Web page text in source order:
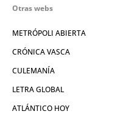
Otras webs
METRÓPOLI ABIERTA
CRÓNICA VASCA
CULEMANÍA
LETRA GLOBAL
ATLÁNTICO HOY